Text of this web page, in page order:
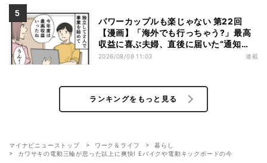
パワーカップルも楽じゃない 第22回
【漫画】「海外でも行っちゃう?」最高
収益に喜ぶ夫婦、直後に届いた“通知
書”で現実に戻された
2026/08/08 11:03 連載
ランキングをもっと見る
マイナビニューストップ ワーク＆ライフ
暮らし
カワサキの電動三輪が思った以上に爽快! Eバイクや電動キックボードの今